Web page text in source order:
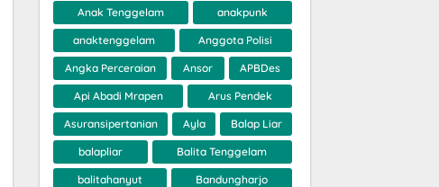
Anak Tenggelam anakpunk
anaktenggelam Anggota Polisi
Angka Perceraian Ansor APBDes
Api Abadi Mrapen Arus Pendek
Asuransipertanian Ayla Balap Liar
balapliar Balita Tenggelam
balitahanyut Bandungharjo